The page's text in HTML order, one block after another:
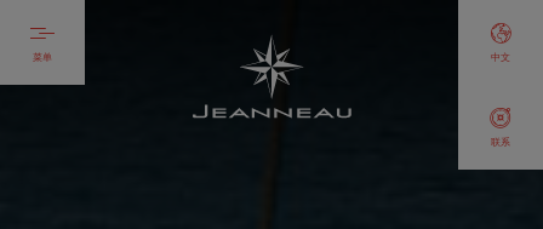
菜单
联系
中文